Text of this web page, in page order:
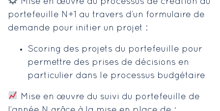
portefeuille N+1 au travers d’un formulaire de
demande pour initier un projet :
Scoring des projets du portefeuille pour
permettre des prises de décisions en
particulier dans le processus budgétaire
Mise en œuvre du suivi du portefeuille de